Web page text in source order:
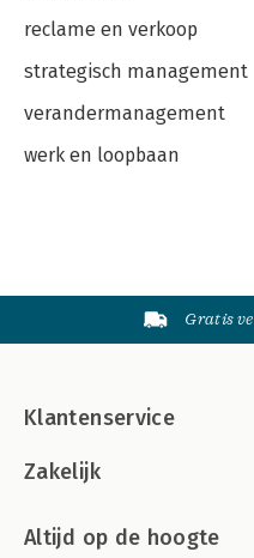
reclame en verkoop
strategisch management
verandermanagement
werk en loopbaan
Gratis
Klantenservice
Zakelijk
Altijd op de hoogte